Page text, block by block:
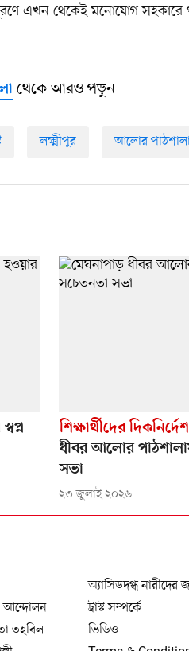
এখন থেকেই মনোযোগ সহকারে
থেকে আরও পড়ুন
লক্ষ্মীপুর আলোর
শিক্ষার্থীদের
ধীবর আলোর
সভা
২৩ জুলাই ২০২৬
আন্দোলন
তহবিল
অ্যাসিডদগ্ধ
ট্রাস্ট সম্পর্কে
ভিডিও